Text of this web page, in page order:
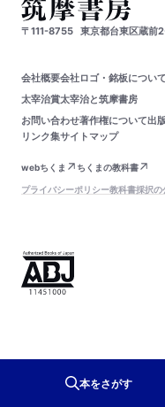
本をさがす
〒111-8755 東京都台東区蔵前
会社概要会社ロゴ・銘板について
太宰治賞太宰治と筑摩書房
お問い合わせ著作権について出
リンク集サイトマップ
webちくま
ちくまの教科書
プライバシーポリシー教科書採択